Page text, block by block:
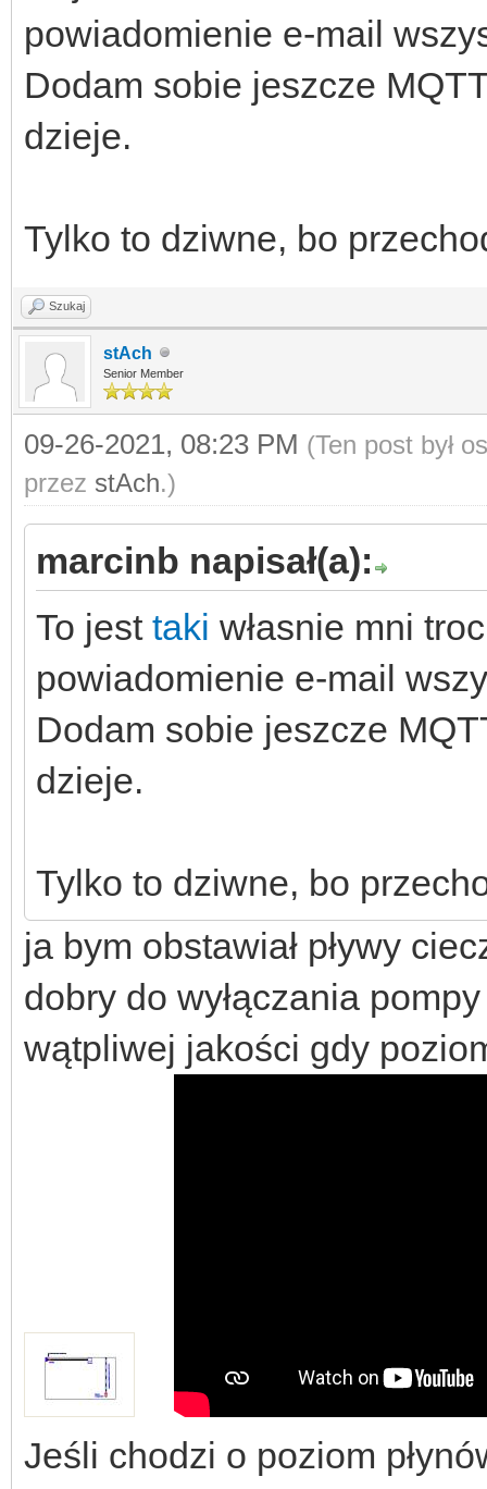
powiadomienie e-mail
Dodam sobie jeszcze
dzieje.
Tylko to dziwne, bo
Szukaj
stAch
Senior Member
09-26-2021, 08:23 PM (Ten post był
przez stAch.)
marcinb napisał(a):
To jest taki własnie mni
powiadomienie e-mail
Dodam sobie jeszcze
dzieje.
Tylko to dziwne, bo
ja bym obstawiał pływy
dobry do wyłączania
wątpliwej jakości gdy
Jeśli chodzi o poziom